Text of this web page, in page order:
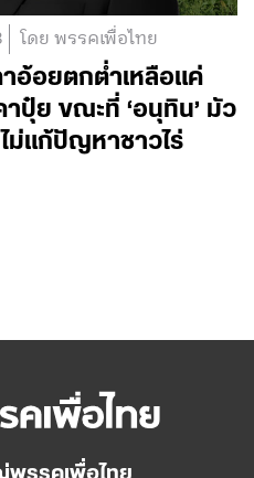
โดย พรรคเพื่อไทย
าอ้อยตกต่ำเหลือแค่
ปุ๋ย ขณะที่ ‘อนุทิน’ มัว
ม่แก้ปัญหาชาวไร่